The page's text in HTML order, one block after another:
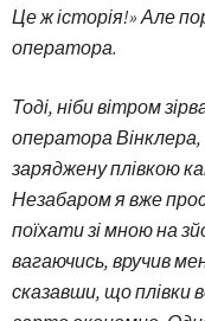
Це ж історія!» Але
оператора.
Тоді, ніби вітром
оператора
заряджену плівкою
Незабаром я вже
поїхати зі мною на
вагаючись, вручив
сказавши, що плівки